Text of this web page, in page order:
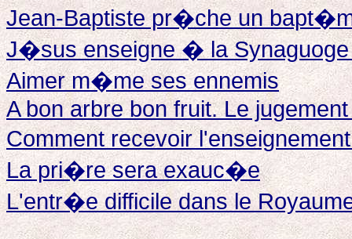
Jean-Baptiste pr�che un
J�sus enseigne � la
Aimer m�me ses ennemis
A bon arbre bon fruit. Le
Comment recevoir
La pri�re sera exauc�e
L'entr�e difficile dans le